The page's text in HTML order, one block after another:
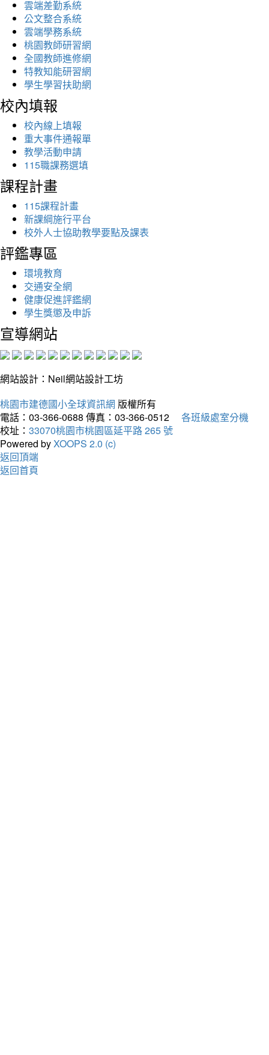
雲端差勤系統
公文整合系統
雲端學務系統
桃園教師研習網
全國教師進修網
特教知能研習網
學生學習扶助網
校內填報
校內線上填報
重大事件通報單
教學活動申請
115職課務選填
課程計畫
115課程計畫
新課綱施行平台
校外人士協助教學要點及課表
評鑑專區
環境教育
交通安全網
健康促進評鑑網
學生獎懲及申訴
宣導網站
網站設計：Neil網站設計工坊
桃園市建德國小全球資訊網 版權所有
電話：03-366-0688 傳真：03-366-0512
各班級處室分機
校址： 33070桃園市桃園區延平路 265 號
Powered byXOOPS 2.0 (c)
返回頂端
返回首頁